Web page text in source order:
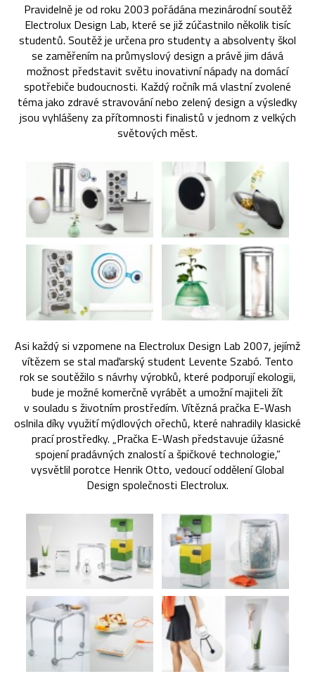
Pravidelně je od roku 2003 pořádána mezinárodní soutěž
Electrolux Design Lab, které se již zúčastnilo několik tisíc
studentů. Soutěž je určena pro studenty a absolventy škol
se zaměřením na průmyslový design a právě jim dává
možnost představit světu inovativní nápady na domácí
spotřebiče budoucnosti. Každý ročník má vlastní zvolené
téma jako zdravé stravování nebo zelený design a výsledky
jsou vyhlášeny za přítomnosti finalistů v jednom z velkých
světových měst.
Asi každý si vzpomene na Electrolux Design Lab 2007, jejímž
vítězem se stal maďarský student Levente Szabó. Tento
rok se soutěžilo s návrhy výrobků, které podporují ekologii,
bude je možné komerčně vyrábět a umožní majiteli žít
v souladu s životním prostředím. Vítězná pračka E-Wash
oslnila díky využití mýdlových ořechů, které nahradily klasické
prací prostředky. „Pračka E-Wash představuje úžasné
spojení pradávných znalostí a špičkové technologie,”
vysvětlil porotce Henrik Otto, vedoucí oddělení Global
Design společnosti Electrolux.